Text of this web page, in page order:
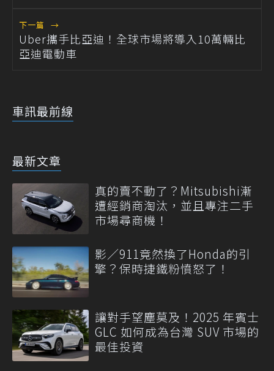
下一篇 →
Uber攜手比亞迪！全球市場將導入10萬輛比
亞迪電動車
車訊最前線
最新文章
真的賣不動了？Mitsubishi漸
遭經銷商淘汰，並且專注二手
市場尋商機！
影／911竟然換了Honda的引
擎？保時捷鐵粉憤怒了！
讓對手望塵莫及！2025 年賓士
GLC 如何成為台灣 SUV 市場的
最佳投資